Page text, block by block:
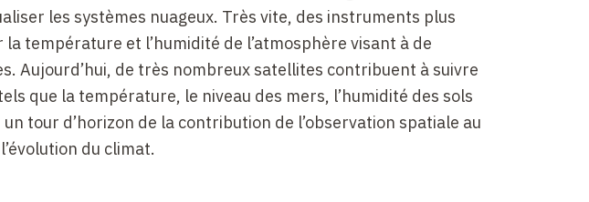
les systèmes nuageux. Très vite, des instruments plus
température et l’humidité de l’atmosphère visant à de
Aujourd’hui, de très nombreux satellites contribuent à suivre
que la température, le niveau des mers, l’humidité des sols
tour d’horizon de la contribution de l’observation spatiale au
du climat.